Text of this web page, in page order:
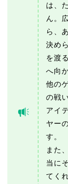
は、
ん。
ら、
決め
を渡
へ向
他の
の戦
アイ
ヤー
す。
また
当に
てく